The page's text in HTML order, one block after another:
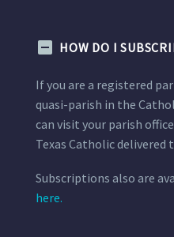
HOW DO I
If you are a registered
quasi-parish in the
can visit your parish
Texas Catholic delivered
Subscriptions also are
here.